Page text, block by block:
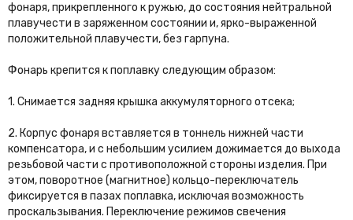
фонаря, прикрепленного к ружью, до состояния нейтральной
плавучести в заряженном состоянии и, ярко-выраженной
положительной плавучести, без гарпуна.
Фонарь крепится к поплавку следующим образом:
1. Снимается задняя крышка аккумуляторного отсека;
2. Корпус фонаря вставляется в тоннель нижней части
компенсатора, и с небольшим усилием дожимается до выхода
резьбовой части с противоположной стороны изделия. При
этом, поворотное (магнитное) кольцо-переключатель
фиксируется в пазах поплавка, исключая возможность
проскальзывания. Переключение режимов свечения